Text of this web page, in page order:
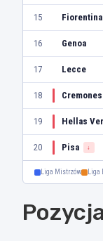
15 Fiorentina
16 Genoa
17 Lecce
18
19 Hellas
20 Pisa ↓
Liga Mistrzów Liga